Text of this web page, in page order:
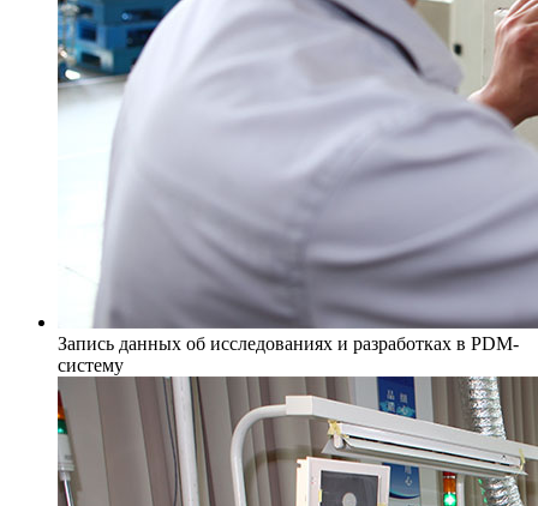
Запись данных об исследованиях и разработках в PDM-
систему